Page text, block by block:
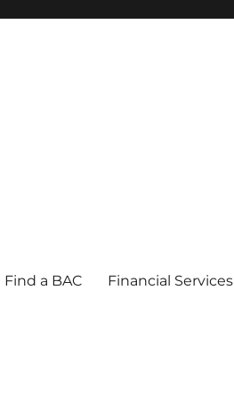
Find a BAC Financial Services